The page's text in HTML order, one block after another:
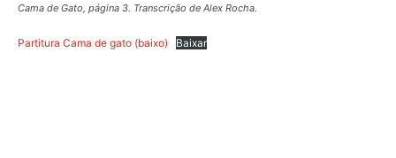
Cama de Gato, página 3. Transcrição de Alex Rocha.
Partitura Cama de gato (baixo) Baixar